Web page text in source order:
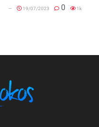
19/07/2023 0 1k